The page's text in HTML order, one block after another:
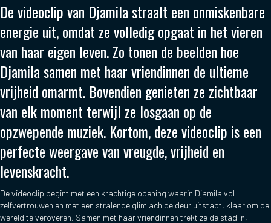
De videoclip van Djamila straalt een onmiskenbare
energie uit, omdat ze volledig opgaat in het vieren
van haar eigen leven. Zo tonen de beelden hoe
Djamila samen met haar vriendinnen de ultieme
vrijheid omarmt. Bovendien genieten ze zichtbaar
van elk moment terwijl ze losgaan op de
opzwepende muziek. Kortom, deze videoclip is een
perfecte weergave van vreugde, vrijheid en
levenskracht.
De videoclip begint met een krachtige opening waarin Djamila vol
zelfvertrouwen en met een stralende glimlach de deur uitstapt, klaar om de
wereld te veroveren. Samen met haar vriendinnen trekt ze de stad in,